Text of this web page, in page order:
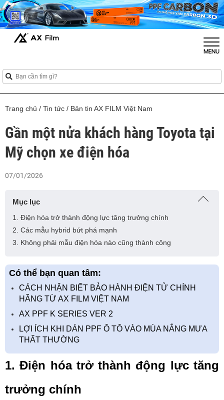
Trang chủ / Tin tức / Bản tin AX FILM Việt Nam
Gần một nửa khách hàng Toyota tại
Mỹ chọn xe điện hóa
07/01/2026
Mục lục
1. Điện hóa trở thành động lực tăng trưởng chính
2. Các mẫu hybrid bứt phá mạnh
3. Không phải mẫu điện hóa nào cũng thành công
Có thể bạn quan tâm:
CÁCH NHẬN BIẾT BẢO HÀNH ĐIỆN TỬ CHÍNH
HÃNG TỪ AX FILM VIỆT NAM
AX PPF K SERIES VER 2
LỢI ÍCH KHI DÁN PPF Ô TÔ VÀO MÙA NẮNG MƯA
THẤT THƯỜNG
1. Điện hóa trở thành động lực tăng
trưởng chính